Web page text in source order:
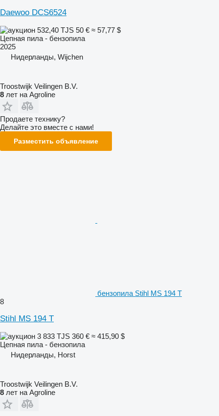
Daewoo DCS6524
532,40 TJS 50 € ≈ 57,77 $
Цепная пила - бензопила
2025
Нидерланды, Wijchen
Troostwijk Veilingen B.V.
8 лет на Agroline
Продаете технику?
Делайте это вместе с нами!
Разместить объявление
бензопила Stihl MS 194 T
8
Stihl MS 194 T
3 833 TJS 360 € ≈ 415,90 $
Цепная пила - бензопила
Нидерланды, Horst
Troostwijk Veilingen B.V.
8 лет на Agroline